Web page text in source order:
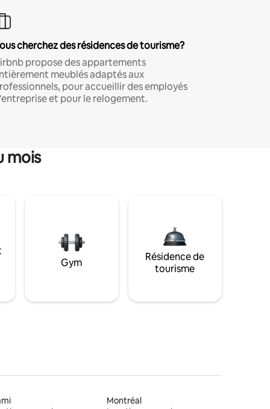
cherchez des résidences de tourisme?
propose des appartements
meublés adaptés aux
pour accueillir des employés
et pour le relogement.
mois
Gym
Résidence de
tourisme
Montréal